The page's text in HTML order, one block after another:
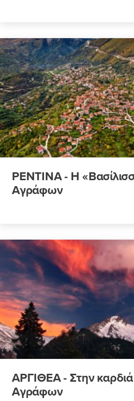
ΡΕΝΤΙΝΑ - Η
Αγράφων
ΑΡΓΙΘΕΑ - Στην
Αγράφων